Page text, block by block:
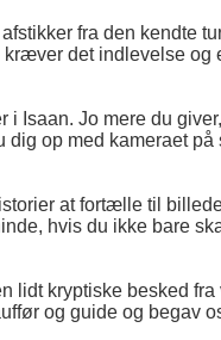
fra den kendte
det indlevelse og
Isaan. Jo mere du
op med kameraet
at fortælle til
hvis du ikke bare
lidt kryptiske besked
og guide og begav